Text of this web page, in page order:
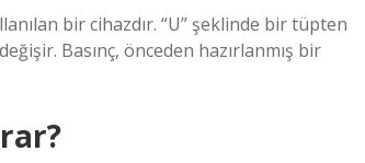
bir cihazdır. “U” şeklinde bir tüpten
Basınç, önceden hazırlanmış bir